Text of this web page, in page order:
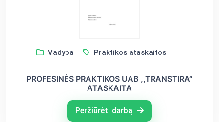
Vadyba Praktikos ataskaitos
PROFESINĖS PRAKTIKOS UAB ,,TRANSTIRA“
ATASKAITA
Peržiūrėti darbą